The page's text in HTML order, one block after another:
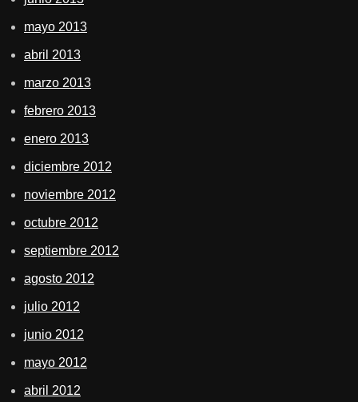
mayo 2013
abril 2013
marzo 2013
febrero 2013
enero 2013
diciembre 2012
noviembre 2012
octubre 2012
septiembre 2012
agosto 2012
julio 2012
junio 2012
mayo 2012
abril 2012